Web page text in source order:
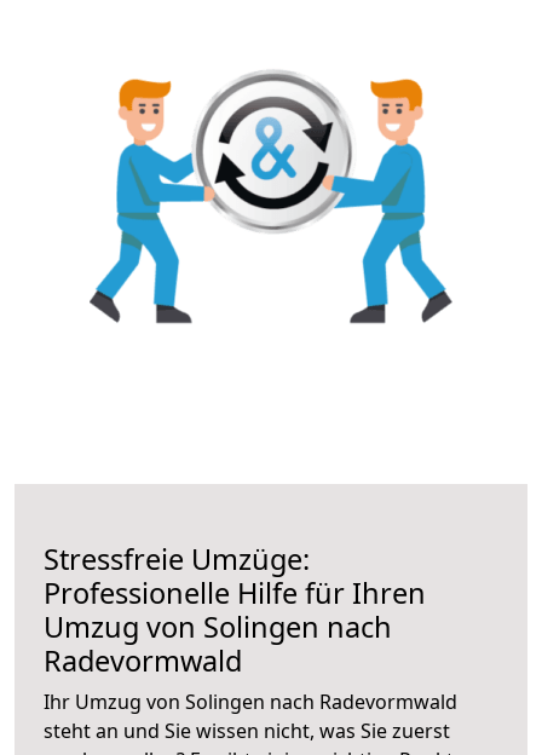
Stressfreie Umzüge:
Professionelle Hilfe für Ihren
Umzug von Solingen nach
Radevormwald
Ihr Umzug von Solingen nach Radevormwald
steht an und Sie wissen nicht, was Sie zuerst